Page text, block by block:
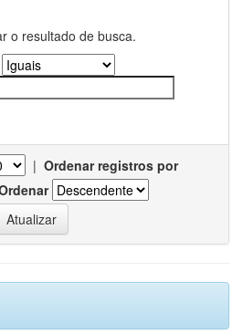
o resultado de busca.
| Ordenar registros por